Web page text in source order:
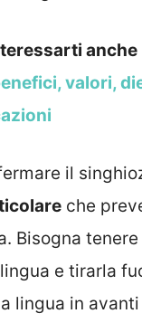
valori,
il
che
Bisogna
e tirarla
lingua in